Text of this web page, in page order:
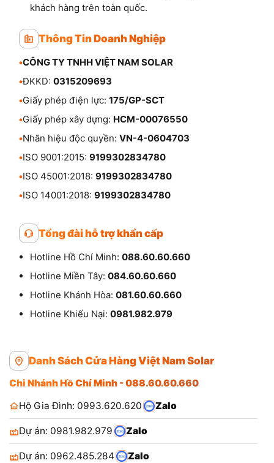
khách hàng trên toàn quốc.
Thông Tin Doanh Nghiệp
•CÔNG TY TNHH VIỆT NAM SOLAR
•ĐKKD: 0315209693
•Giấy phép điện lực: 175/GP-SCT
•Giấy phép xây dựng: HCM-00076550
•Nhãn hiệu độc quyền: VN-4-0604703
•ISO 9001:2015: 9199302834780
•ISO 45001:2018: 9199302834780
•ISO 14001:2018: 9199302834780
Tổng đài hỗ trợ khẩn cấp
Hotline Hồ Chí Minh: 088.60.60.660
Hotline Miền Tây: 084.60.60.660
Hotline Khánh Hòa: 081.60.60.660
Hotline Khiếu Nại: 0981.982.979
Danh Sách Cửa Hàng Việt Nam Solar
Chi Nhánh Hồ Chí Minh - 088.60.60.660
Hộ Gia Đình: 0993.620.620
Zalo
Dự án: 0981.982.979 Zalo
Dự án: 0962.485.284 Zalo